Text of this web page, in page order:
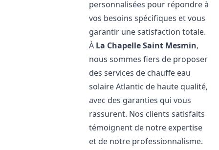
personnalisées pour répondre à
vos besoins spécifiques et vous
garantir une satisfaction totale.
À La Chapelle Saint Mesmin,
nous sommes fiers de proposer
des services de chauffe eau
solaire Atlantic de haute qualité,
avec des garanties qui vous
rassurent. Nos clients satisfaits
témoignent de notre expertise
et de notre professionnalisme.